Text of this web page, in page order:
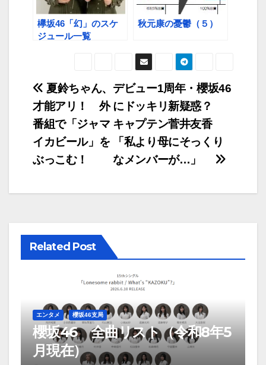
欅坂46「幻」のスケ
ジュール一覧
秋元康の憂鬱（５）
投
稿
ナ
ビ
ゲ
シ
ョ
デビュー1周年・櫻坂46
にドッキリ新疑惑？
キャプテン菅井友香
「私より母にそっくり
なメンバーが…」
夏鈴ちゃん、
才能アリ！ 外
番組で「ジャマ
イカビール」を
ぶっこむ！
Related Post
エンタメ 櫻坂46支局
櫻坂46 全曲リスト（令和8年5
月現在）